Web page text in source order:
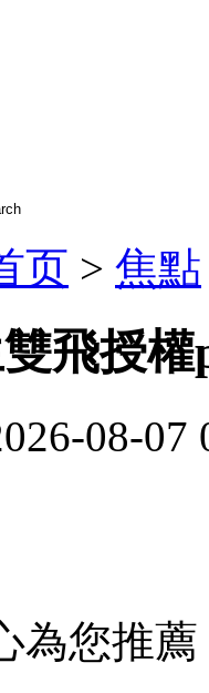
页 > 焦點
飛授權
08-07
為您推薦